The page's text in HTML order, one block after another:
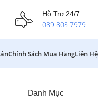
Hỗ Trợ 24/7
089 808 7979
Chính Sách Mua HàngLiên Hệ
Danh Mục